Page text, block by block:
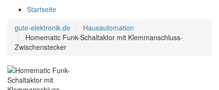
Startseite
gute-elektronik.de
Hausautomation
Homematic Funk-Schaltaktor mit Klemmanschluss-
Zwischenstecker